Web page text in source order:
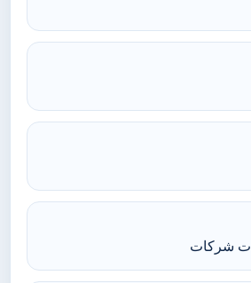
شركات